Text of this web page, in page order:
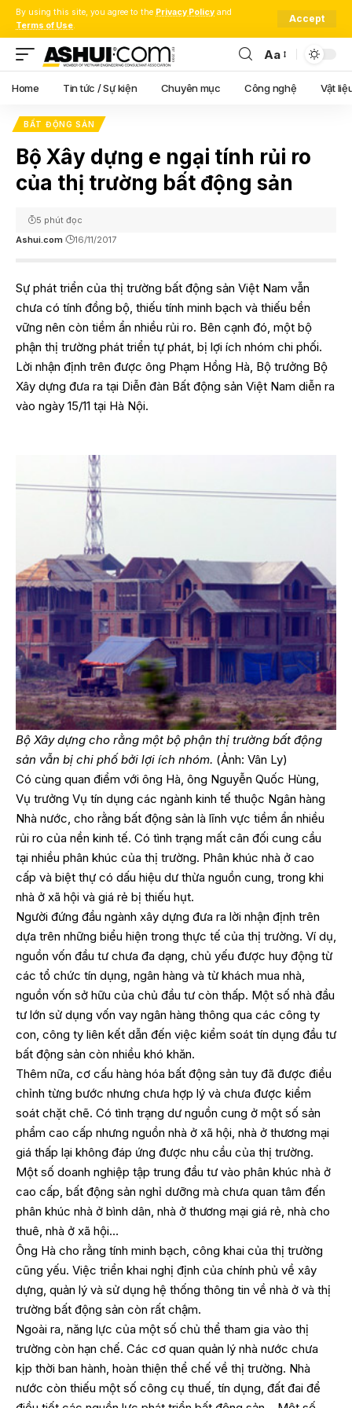
By using this site, you agree to the Privacy Policy and
Terms of Use.
Accept
Font
Resizer
Aa
Home Tin tức / Sự kiện Chuyên mục Công nghệ Vật
BẤT ĐỘNG SẢN
Bộ Xây dựng e ngại tính rủi ro
của thị trường bất động sản
Ashui.com 16/11/2017
5 phút đọc
Sự phát triển của thị trường bất động sản Việt Nam vẫn
chưa có tính đồng bộ, thiếu tính minh bạch và thiếu bền
vững nên còn tiềm ẩn nhiều rủi ro. Bên cạnh đó, một bộ
phận thị trường phát triển tự phát, bị lợi ích nhóm chi phối.
Lời nhận định trên được ông Phạm Hồng Hà, Bộ trưởng Bộ
Xây dựng đưa ra tại Diễn đàn Bất động sản Việt Nam diễn ra
vào ngày 15/11 tại Hà Nội.
Bộ Xây dựng cho rằng một bộ phận thị trường bất động
sản vẫn bị chi phố bởi lợi ích nhóm. (Ảnh: Vân Ly)
Có cùng quan điểm với ông Hà, ông Nguyễn Quốc Hùng,
Vụ trưởng Vụ tín dụng các ngành kinh tế thuộc Ngân hàng
Nhà nước, cho rằng bất động sản là lĩnh vực tiềm ẩn nhiều
rủi ro của nền kinh tế. Có tình trạng mất cân đối cung cầu
tại nhiều phân khúc của thị trường. Phân khúc nhà ở cao
cấp và biệt thự có dấu hiệu dư thừa nguồn cung, trong khi
nhà ở xã hội và giá rẻ bị thiếu hụt.
Người đứng đầu ngành xây dựng đưa ra lời nhận định trên
dựa trên những biểu hiện trong thực tế của thị trường. Ví dụ,
nguồn vốn đầu tư chưa đa dạng, chủ yếu được huy động từ
các tổ chức tín dụng, ngân hàng và từ khách mua nhà,
nguồn vốn sở hữu của chủ đầu tư còn thấp. Một số nhà đầu
tư lớn sử dụng vốn vay ngân hàng thông qua các công ty
con, công ty liên kết dẫn đến việc kiểm soát tín dụng đầu tư
bất động sản còn nhiều khó khăn.
Thêm nữa, cơ cấu hàng hóa bất động sản tuy đã được điều
chỉnh từng bước nhưng chưa hợp lý và chưa được kiểm
soát chặt chẽ. Có tình trạng dư nguồn cung ở một số sản
phẩm cao cấp nhưng nguồn nhà ở xã hội, nhà ở thương mại
giá thấp lại không đáp ứng được nhu cầu của thị trường.
Một số doanh nghiệp tập trung đầu tư vào phân khúc nhà ở
cao cấp, bất động sản nghỉ dưỡng mà chưa quan tâm đến
phân khúc nhà ở bình dân, nhà ở thương mại giá rẻ, nhà cho
thuê, nhà ở xã hội…
Ông Hà cho rằng tính minh bạch, công khai của thị trường
cũng yếu. Việc triển khai nghị định của chính phủ về xây
dựng, quản lý và sử dụng hệ thống thông tin về nhà ở và thị
trường bất động sản còn rất chậm.
Ngoài ra, năng lực của một số chủ thể tham gia vào thị
trường còn hạn chế. Các cơ quan quản lý nhà nước chưa
kịp thời ban hành, hoàn thiện thể chế về thị trường. Nhà
nước còn thiếu một số công cụ thuế, tín dụng, đất đai để